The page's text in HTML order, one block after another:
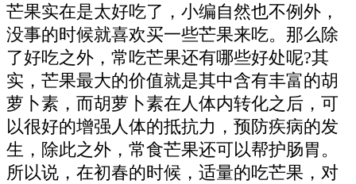
芒果实在是太好吃了，小编自然也不例外，
没事的时候就喜欢买一些芒果来吃。那么除
了好吃之外，常吃芒果还有哪些好处呢?其
实，芒果最大的价值就是其中含有丰富的胡
萝卜素，而胡萝卜素在人体内转化之后，可
以很好的增强人体的抵抗力，预防疾病的发
生，除此之外，常食芒果还可以帮护肠胃。
所以说，在初春的时候，适量的吃芒果，对